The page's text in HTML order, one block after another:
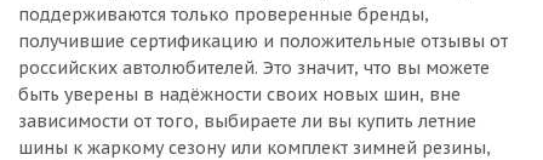
поддерживаются только проверенные бренды,
получившие сертификацию и положительные отзывы от
российских автолюбителей. Это значит, что вы можете
быть уверены в надёжности своих новых шин, вне
зависимости от того, выбираете ли вы купить летние
шины к жаркому сезону или комплект зимней резины,